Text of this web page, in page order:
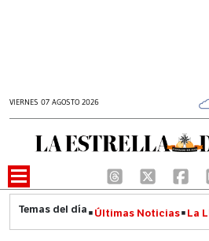
VIERNES 07 AGOSTO 2026
Últimas Noticias La